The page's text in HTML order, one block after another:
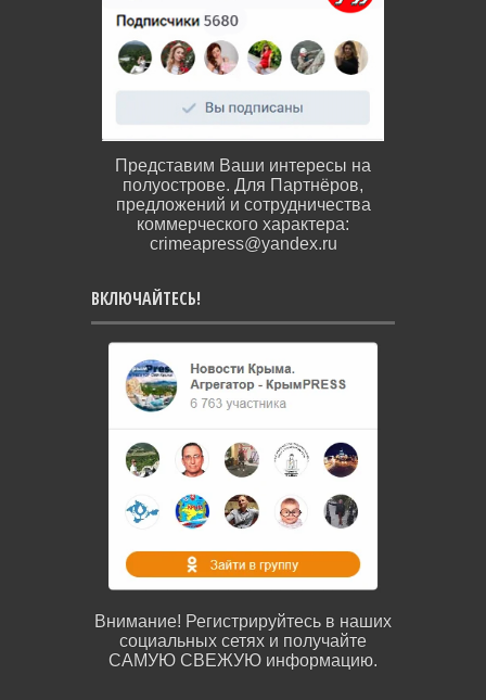
Представим Ваши интересы на
полуострове. Для Партнёров,
предложений и сотрудничества
коммерческого характера:
crimeapress@yandex.ru
ВКЛЮЧАЙТЕСЬ!
Внимание! Регистрируйтесь в наших
социальных сетях и получайте
САМУЮ СВЕЖУЮ информацию.